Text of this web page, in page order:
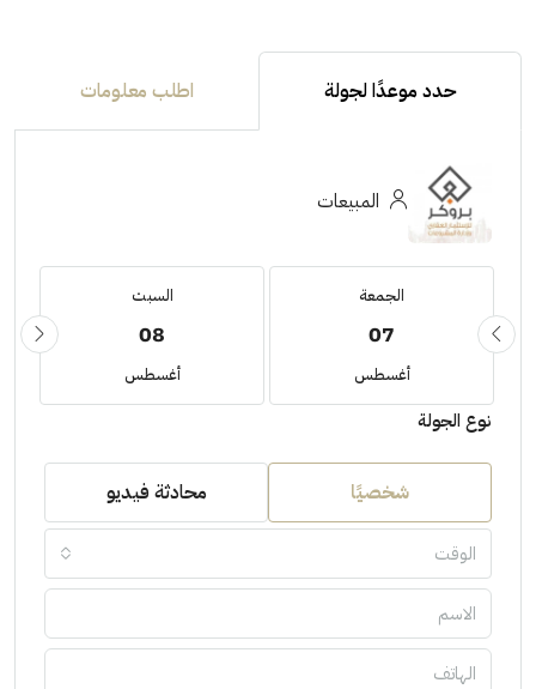
حدد موعدًا لجولة اطلب معلومات
المبيعات
الجمعة
07
أغسطس
السبت
08
أغسطس
نوع الجولة
شخصيًا محادثة فيديو
الوقت